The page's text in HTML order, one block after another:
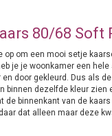
80/68 Soft
op om een mooi setje
je je woonkamer een
door gekleurd. Dus als
binnen dezelfde kleur zien
de binnenkant van de
dat alleen maar deze